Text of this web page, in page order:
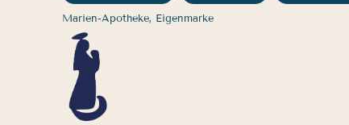
Marien-Apotheke, Eigenmarke